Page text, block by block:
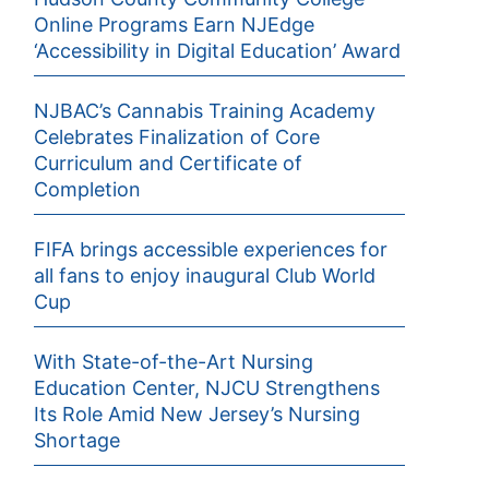
Online Programs Earn NJEdge
‘Accessibility in Digital Education’ Award
NJBAC’s Cannabis Training Academy
Celebrates Finalization of Core
Curriculum and Certificate of
Completion
FIFA brings accessible experiences for
all fans to enjoy inaugural Club World
Cup
With State-of-the-Art Nursing
Education Center, NJCU Strengthens
Its Role Amid New Jersey’s Nursing
Shortage